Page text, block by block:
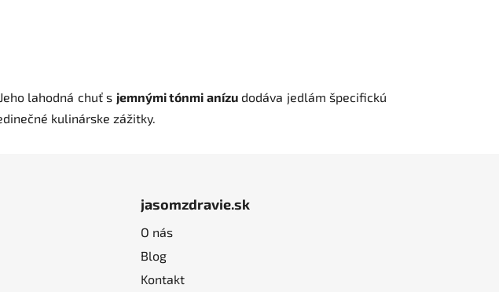
lahodná chuť s jemnými tónmi anízudodáva jedlám špecifickú
kulinárske zážitky.
jasomzdravie.sk
O nás
Blog
Kontakt